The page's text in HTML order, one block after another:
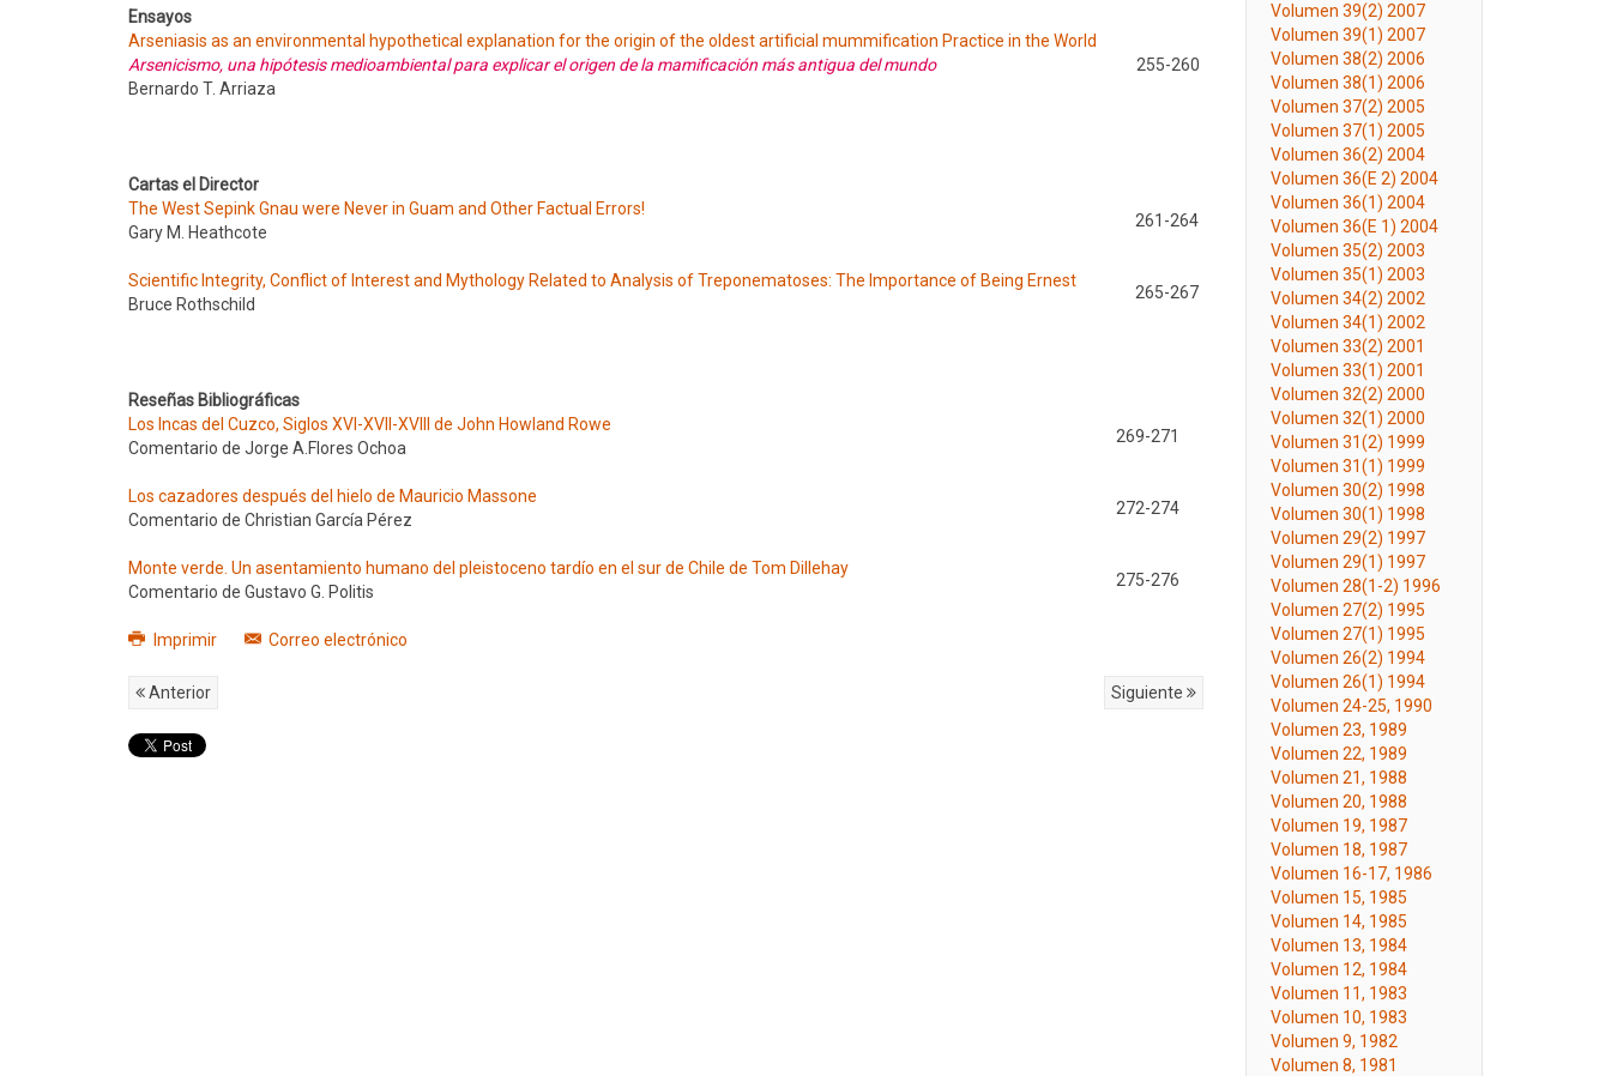
Ensayos
Arseniasis as an environmental hypothetical explanation for the origin of the oldest artificial mummification Practice in the World
Arsenicismo, una hipótesis medioambiental para explicar el origen de la mamificación más antigua del mundo
255-260
Bernardo T. Arriaza
Cartas el Director
The West Sepink Gnau were Never in Guam and Other Factual Errors!
261-264
Gary M. Heathcote
Scientific Integrity, Conflict of Interest and Mythology Related to Analysis of Treponematoses: The Importance of Being Ernest
265-267
Bruce Rothschild
Reseñas Bibliográficas
Los Incas del Cuzco, Siglos XVI-XVII-XVIII de John Howland Rowe
269-271
Comentario de Jorge A.Flores Ochoa
Los cazadores después del hielo de Mauricio Massone
272-274
Comentario de Christian García Pérez
Monte verde. Un asentamiento humano del pleistoceno tardío en el sur de Chile de Tom Dillehay
275-276
Comentario de Gustavo G. Politis
Imprimir Correo electrónico
Anterior Siguiente
Volumen 39(2) 2007
Volumen 39(1) 2007
Volumen 38(2) 2006
Volumen 38(1) 2006
Volumen 37(2) 2005
Volumen 37(1) 2005
Volumen 36(2) 2004
Volumen 36(E 2) 2004
Volumen 36(1) 2004
Volumen 36(E 1) 2004
Volumen 35(2) 2003
Volumen 35(1) 2003
Volumen 34(2) 2002
Volumen 34(1) 2002
Volumen 33(2) 2001
Volumen 33(1) 2001
Volumen 32(2) 2000
Volumen 32(1) 2000
Volumen 31(2) 1999
Volumen 31(1) 1999
Volumen 30(2) 1998
Volumen 30(1) 1998
Volumen 29(2) 1997
Volumen 29(1) 1997
Volumen 28(1-2) 1996
Volumen 27(2) 1995
Volumen 27(1) 1995
Volumen 26(2) 1994
Volumen 26(1) 1994
Volumen 24-25, 1990
Volumen 23, 1989
Volumen 22, 1989
Volumen 21, 1988
Volumen 20, 1988
Volumen 19, 1987
Volumen 18, 1987
Volumen 16-17, 1986
Volumen 15, 1985
Volumen 14, 1985
Volumen 13, 1984
Volumen 12, 1984
Volumen 11, 1983
Volumen 10, 1983
Volumen 9, 1982
Volumen 8, 1981